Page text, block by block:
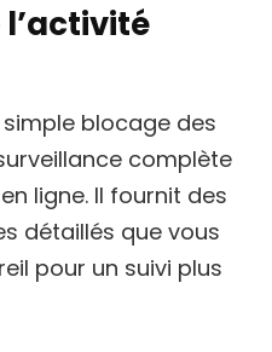
blocage des
complète
ligne. Il fournit des
détaillés que vous
pour un suivi plus